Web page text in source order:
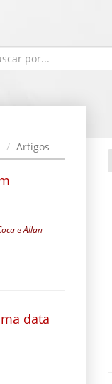
Artigos
e Allan
data